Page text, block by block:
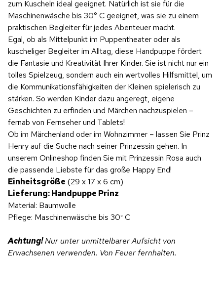
zum Kuscheln ideal geeignet. Natürlich ist sie für die
Maschinenwäsche bis 30° C geeignet, was sie zu einem
praktischen Begleiter für jedes Abenteuer macht.
Egal, ob als Mittelpunkt im Puppentheater oder als
kuscheliger Begleiter im Alltag, diese Handpuppe fördert
die Fantasie und Kreativität Ihrer Kinder. Sie ist nicht nur ein
tolles Spielzeug, sondern auch ein wertvolles Hilfsmittel, um
die Kommunikationsfähigkeiten der Kleinen spielerisch zu
stärken. So werden Kinder dazu angeregt, eigene
Geschichten zu erfinden und Märchen nachzuspielen –
fernab von Fernseher und Tablets!
Ob im Märchenland oder im Wohnzimmer – lassen Sie Prinz
Henry auf die Suche nach seiner Prinzessin gehen. In
unserem Onlineshop finden Sie mit Prinzessin Rosa auch
die passende Liebste für das große Happy End!
Einheitsgröße (29 x 17 x 6 cm)
Lieferung: Handpuppe Prinz
Material: Baumwolle
Pflege: Maschinenwäsche bis 30° C
Achtung!Nur unter unmittelbarer Aufsicht von
Erwachsenen verwenden. Von Feuer fernhalten.